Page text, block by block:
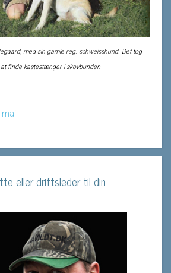
med sin gamle reg. schweisshund. Det tog
finde kastestænger i skovbunden
mail
eller driftsleder til din